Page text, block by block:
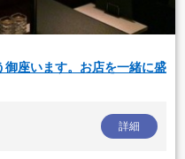
座います。お店を一緒に盛
詳細